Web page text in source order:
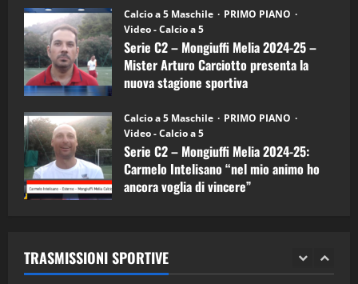
Calcio a 5 Maschile
PRIMO PIANO
Video - Calcio a 5
Serie C2 – Mongiuffi Melia 2024-25 –
Mister Arturo Carciotto presenta la
nuova stagione sportiva
Calcio a 5 Maschile
PRIMO PIANO
Video - Calcio a 5
Serie C2 – Mongiuffi Melia 2024-25:
Carmelo Intelisano “nel mio animo ho
ancora voglia di vincere”
TRASMISSIONI SPORTIVE
5
“SportEmpire” in Podcast: 26^ Puntata
(Martedi 07 Aprile 2026)
08/04/2026
1
“SportEmpire” in Podcast: 30^ Puntata
(Martedi 05 Maggio 2026)
08/05/2026
2 28/04/2026